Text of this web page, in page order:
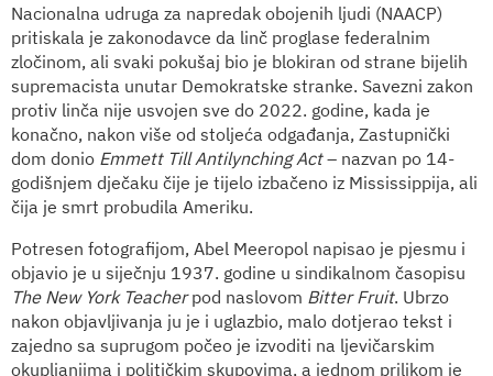
Nacionalna udruga za napredak obojenih ljudi (NAACP)
pritiskala je zakonodavce da linč proglase federalnim
zločinom, ali svaki pokušaj bio je blokiran od strane bijelih
supremacista unutar Demokratske stranke. Savezni zakon
protiv linča nije usvojen sve do 2022. godine, kada je
konačno, nakon više od stoljeća odgađanja, Zastupnički
dom donio Emmett Till Antilynching Act– nazvan po 14-
godišnjem dječaku čije je tijelo izbačeno iz Mississippija, ali
čija je smrt probudila Ameriku.
Potresen fotografijom, Abel Meeropol napisao je pjesmu i
objavio je u siječnju 1937. godine u sindikalnom časopisu
The New York Teacherpod naslovom Bitter Fruit. Ubrzo
nakon objavljivanja ju je i uglazbio, malo dotjerao tekst i
zajedno sa suprugom počeo je izvoditi na ljevičarskim
okupljanjima i političkim skupovima, a jednom prilikom je